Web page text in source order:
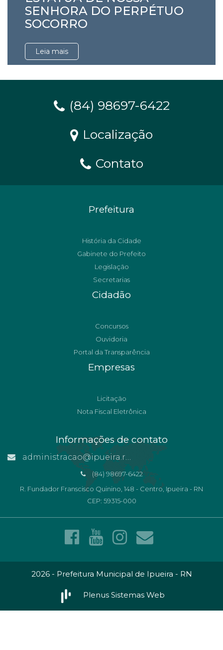
SENHORA DO PERPÉTUO
SOCORRO
Leia mais
(84) 98697-6422
Localização
Contato
Prefeitura
História da Cidade
Gabinete do Prefeito
Legislação
Secretarias
Cidadão
Concursos
Ouvidoria
Portal da Transparência
Empresas
Licitação
Nota Fiscal Eletrônica
Informações de contato
administracao@ipueira.rn.gov.br
(84) 98697-6422
R. Fundador Franscisco Quinino, 148 - Centro, Ipueira - RN
CEP: 59315-000
2026 - Prefeitura Municipal de Ipueira - RN
Plenus Sistemas Web